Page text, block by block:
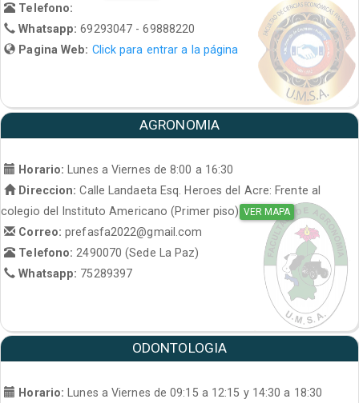
Telefono:
Whatsapp:69293047 - 69888220
Pagina Web: Click para entrar a la página
AGRONOMIA
Horario:
Lunes a Viernes de 8:00 a 16:30
Direccion: Calle Landaeta Esq. Heroes del Acre: Frente al
colegio del Instituto Americano (Primer piso) VER MAPA
Correo:prefasfa2022@gmail.com
Telefono: 2490070 (Sede La Paz)
Whatsapp: 75289397
ODONTOLOGIA
Horario: Lunes a Viernes de 09:15 a 12:15 y 14:30 a 18:30